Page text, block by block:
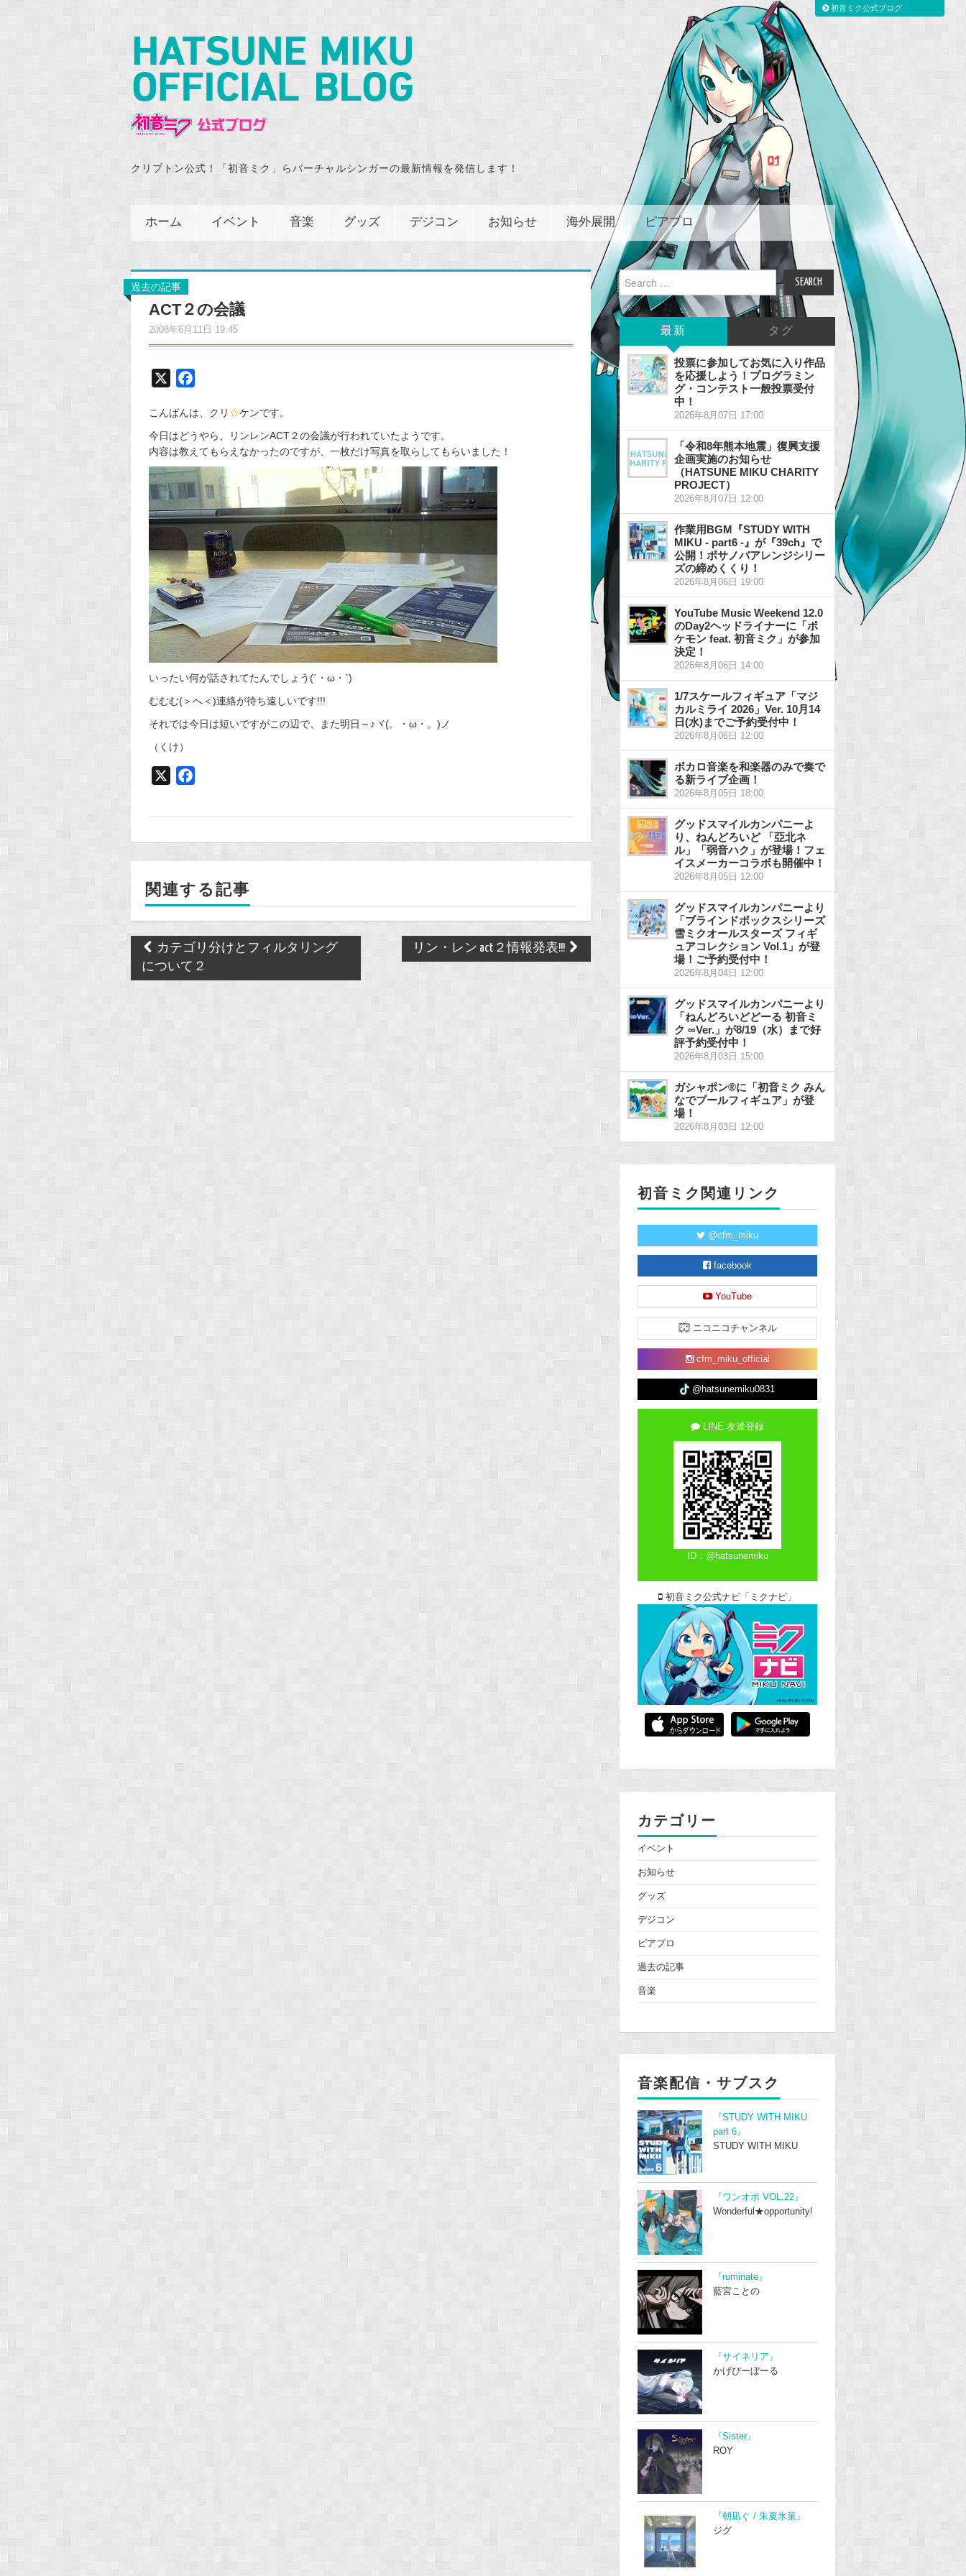
クリプトン公式！「初音ミク」らバーチャルシンガーの最新情報を発信します！
ホーム イベント 音楽 グッズ デジコン お知らせ 海外展開 ピアプロ
過去の記事
ACT２の会議
2008年6月11日 19:45
c
e
b
o
o
k
こんばんは、クリ ☆ケンです。
今日はどうやら、リンレンACT２の会議が行われていたようです。
内容は教えてもらえなかったのですが、一枚だけ写真を取らしてもらいました！
いったい何が話されてたんでしょう(´・ω・`)
むむむ(＞へ＜)連絡が待ち遠しいです!!!
それでは今日は短いですがこの辺で、また明日～♪ヾ(。・ω・。)ノ
（くけ）
b
o
k
関連する記事
Post
navigation
カテゴリ分けとフィルタリング
について２
リン・レン act２情報発表!!!
Search
for:
最新 タグ
投票に参加してお気に入り作品
を応援しよう！プログラミン
グ・コンテスト一般投票受付
中！
2026年8月07日 17:00
「令和8年熊本地震」復興支援
企画実施のお知らせ
（HATSUNE MIKU CHARITY
PROJECT）
2026年8月07日 12:00
作業用BGM『STUDY WITH
MIKU - part6 -』が『39ch』で
公開！ボサノバアレンジシリー
ズの締めくくり！
2026年8月06日 19:00
YouTube Music Weekend 12.0
のDay2ヘッドライナーに「ポ
ケモン feat. 初音ミク」が参加
決定！
2026年8月06日 14:00
1/7スケールフィギュア「マジ
カルミライ 2026」Ver. 10月14
日(水)までご予約受付中！
2026年8月06日 12:00
ボカロ音楽を和楽器のみで奏で
る新ライブ企画！
2026年8月05日 18:00
グッドスマイルカンパニーよ
り、ねんどろいど 「亞北ネ
ル」「弱音ハク」が登場！フェ
イスメーカーコラボも開催中！
2026年8月05日 12:00
グッドスマイルカンパニーより
「ブラインドボックスシリーズ
雪ミクオールスターズ フィギ
ュアコレクション Vol.1」が登
場！ご予約受付中！
2026年8月04日 12:00
グッドスマイルカンパニーより
「ねんどろいどどーる 初音ミ
ク ∞Ver.」が8/19（水）まで好
評予約受付中！
2026年8月03日 15:00
ガシャポン®に「初音ミク みん
なでプールフィギュア」が登
場！
2026年8月03日 12:00
初音ミク関連リンク
@cfm_miku
facebook
YouTube
ニコニコチャンネル
cfm_miku_official
@hatsunemiku0831
LINE 友達登録
ID：@hatsunemiku
初音ミク公式ナビ「ミクナビ」
カテゴリー
イベント
お知らせ
グッズ
デジコン
ピアプロ
過去の記事
音楽
音楽配信・サブスク
『STUDY WITH MIKU
part 6』
STUDY WITH MIKU
『ワンオポ VOL.22』
Wonderful★opportunity!
『ruminate』
藍宮ことの
『サイネリア』
かげぴーぼーる
『Sister』
ROY
『朝凪ぐ / 朱夏氷菓』
ジグ
初音ミク公式ブログ